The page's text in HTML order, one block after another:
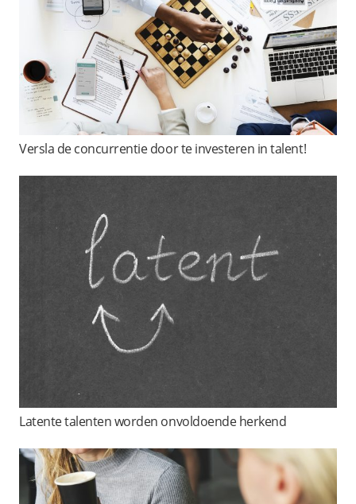
Versla de concurrentie door te investeren in talent!
Latente talenten worden onvoldoende herkend